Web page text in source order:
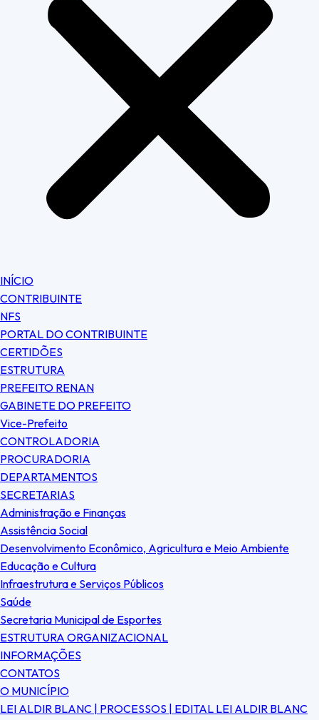
INÍCIO
CONTRIBUINTE
NFS
PORTAL DO CONTRIBUINTE
CERTIDÕES
ESTRUTURA
PREFEITO RENAN
GABINETE DO PREFEITO
Vice-Prefeito
CONTROLADORIA
PROCURADORIA
DEPARTAMENTOS
SECRETARIAS
Administração e Finanças
Assistência Social
Desenvolvimento Econômico, Agricultura e Meio Ambiente
Educação e Cultura
Infraestrutura e Serviços Públicos
Saúde
Secretaria Municipal de Esportes
ESTRUTURA ORGANIZACIONAL
INFORMAÇÕES
CONTATOS
O MUNICÍPIO
LEI ALDIR BLANC | PROCESSOS | EDITAL LEI ALDIR BLANC